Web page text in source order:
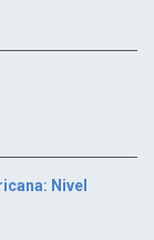
Nivel